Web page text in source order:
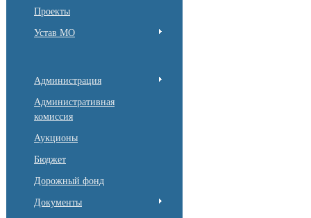
Проекты
Устав МО
Администрация
Административная
комиссия
Аукционы
Бюджет
Дорожный фонд
Документы